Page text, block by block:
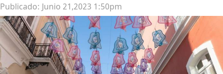
Publicado: Junio 21,2023 1:50pm